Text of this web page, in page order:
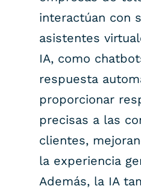
interactúan con
asistentes
IA, como
respuesta
proporcionar
precisas a las
clientes,
la experiencia
Además, la IA